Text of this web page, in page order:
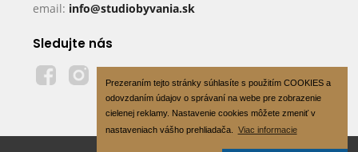
Prezeraním tejto stránky súhlasíte s použitím COOKIES a
odovzdaním údajov o správaní na webe pre zobrazenie
cielenej reklamy. Nastavenie cookies môžete zmeniť v
nastaveniach vášho prehliadača.
Viac informacie
email: info@studiobyvania.sk
Sledujte nás